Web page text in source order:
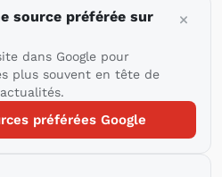
source préférée sur
dans Google pour
plus souvent en tête de
préférées Google